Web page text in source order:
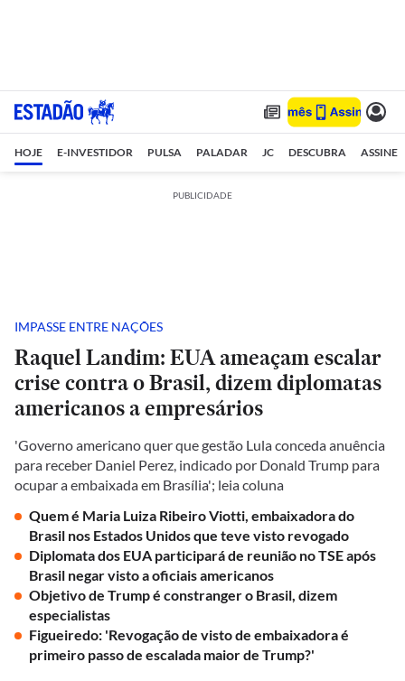
HOJE E-INVESTIDOR PULSA PALADAR JC DESCUBRA ASSINE
PUBLICIDADE
IMPASSE ENTRE NAÇÕES
Raquel Landim: EUA ameaçam escalar
crise contra o Brasil, dizem diplomatas
americanos a empresários
'Governo americano quer que gestão Lula conceda anuência
para receber Daniel Perez, indicado por Donald Trump para
ocupar a embaixada em Brasília'; leia coluna
Quem é Maria Luiza Ribeiro Viotti, embaixadora do
Brasil nos Estados Unidos que teve visto revogado
Diplomata dos EUA participará de reunião no TSE após
Brasil negar visto a oficiais americanos
Objetivo de Trump é constranger o Brasil, dizem
especialistas
Figueiredo: 'Revogação de visto de embaixadora é
primeiro passo de escalada maior de Trump?'